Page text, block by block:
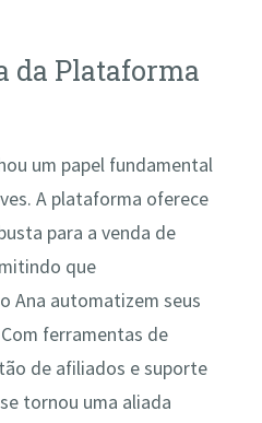
da Plataforma
um papel fundamental
A plataforma oferece
para a venda de
que
Ana automatizem seus
ferramentas de
de afiliados e suporte
tornou uma aliada